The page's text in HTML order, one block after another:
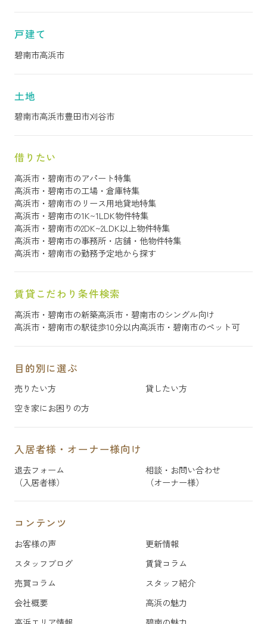
戸建て
碧南市高浜市
土地
碧南市高浜市豊田市刈谷市
借りたい
高浜市・碧南市のアパート特集
高浜市・碧南市の工場・倉庫特集
高浜市・碧南市のリース用地貸地特集
高浜市・碧南市の1K~1LDK物件特集
高浜市・碧南市の2DK~2LDK以上物件特集
高浜市・碧南市の事務所・店舗・他物件特集
高浜市・碧南市の勤務予定地から探す
賃貸こだわり条件検索
高浜市・碧南市の新築高浜市・碧南市のシングル向け
高浜市・碧南市の駅徒歩10分以内高浜市・碧南市のペット可
目的別に選ぶ
売りたい方
貸したい方
空き家にお困りの方
入居者様・オーナー様向け
退去フォーム
（入居者様）
相談・お問い合わせ
（オーナー様）
コンテンツ
お客様の声
更新情報
スタッフブログ
賃貸コラム
売買コラム
スタッフ紹介
会社概要
高浜の魅力